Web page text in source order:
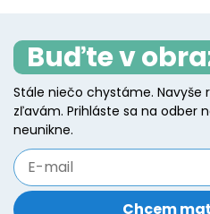
be
on
Buďte v
Stále niečo chystáme. Navyše
zľavám. Prihláste sa na odber
neunikne.